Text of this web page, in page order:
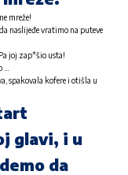
mreže!
naslijeđe vratimo na puteve
joj zap*šio usta!
spakovala kofere i otišla u
glavi, i u
da